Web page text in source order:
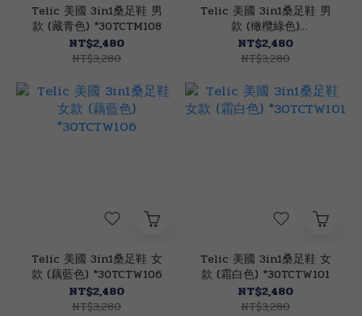
Telic 美國 3in1桑足鞋 男
款 (藏青色) *30TCTM108
NT$2,480
NT$3,280
Telic 美國 3in1桑足鞋 男
款 (橄欖綠色)
*30TCTM107
NT$2,480
NT$3,280
Telic 美國 3in1桑足鞋 女
款 (藕藍色) *30TCTW106
NT$2,480
NT$3,280
Telic 美國 3in1桑足鞋 女
款 (霜白色) *30TCTW101
NT$2,480
NT$3,280